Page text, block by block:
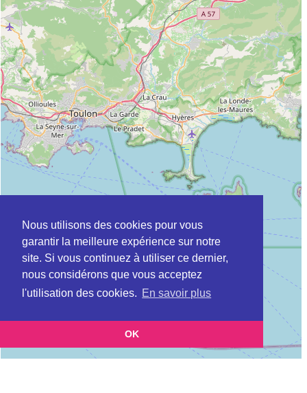
Nous utilisons des cookies pour vous
garantir la meilleure expérience sur notre
site. Si vous continuez à utiliser ce dernier,
nous considérons que vous acceptez
l'utilisation des cookies. En savoir plus
OK